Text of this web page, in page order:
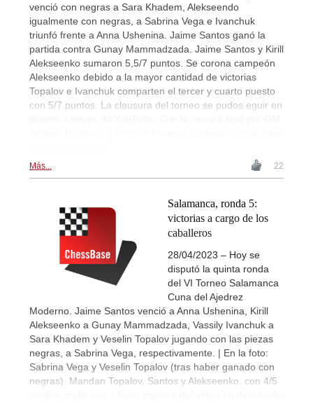
venció con negras a Sara Khadem, Alekseendo
igualmente con negras, a Sabrina Vega e Ivanchuk
triunfó frente a Anna Ushenina. Jaime Santos ganó la
partida contra Gunay Mammadzada. Jaime Santos y Kirill
Alekseenko sumaron 5,5/7 puntos. Se corona campeón
Alekseenko debido a la mayor cantidad de victorias
Topalov e Ivanchuk comparten el tercer y cuarto puesto
con 5/7 puntos. La clausura del torneo se pudos eguir en
Más... 22
Salamanca, ronda 5:
victorias a cargo de los
caballeros
28/04/2023 – Hoy se
disputó la quinta ronda
del VI Torneo Salamanca
Cuna del Ajedrez
Moderno. Jaime Santos venció a Anna Ushenina, Kirill
Alekseenko a Gunay Mammadzada, Vassily Ivanchuk a
Sara Khadem y Veselin Topalov jugando con las piezas
negras, a Sabrina Vega, respectivamente. | En la foto:
Sabrina Vega y Veselin Topalov (tras haber ganado con
negras). Mandan Topalov, Santos y Alekseenko, con 4/5